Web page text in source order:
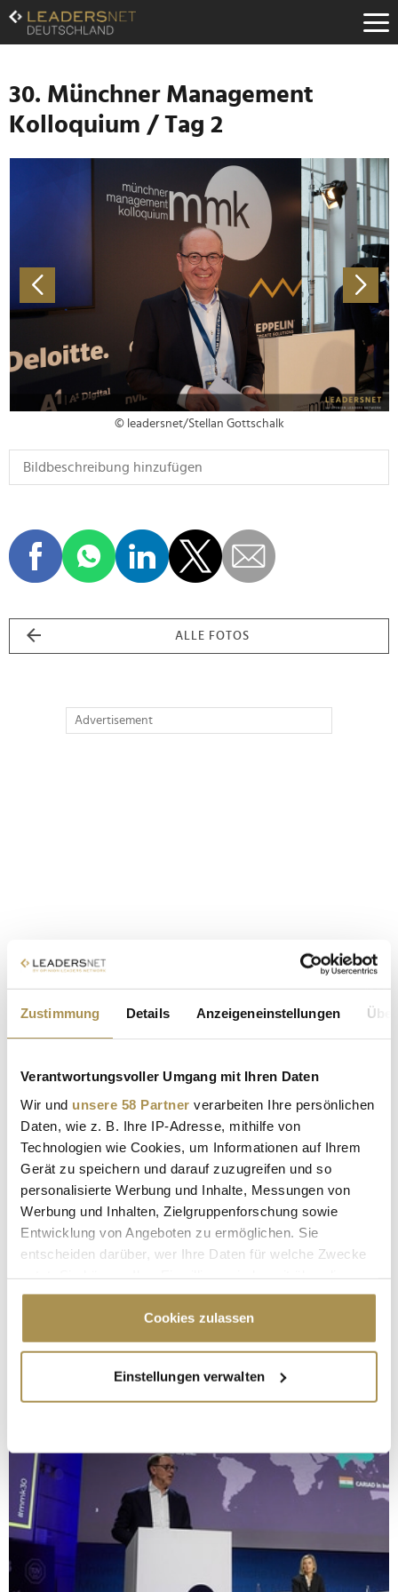
Zustimmung Details Anzeigeneinstellungen
Verantwortungsvoller Umgang mit Ihren Daten
Wir und unsere 58 Partner verarbeiten Ihre persönlichen
Daten, wie z. B. Ihre IP-Adresse, mithilfe von
Technologien wie Cookies, um Informationen auf Ihrem
Gerät zu speichern und darauf zuzugreifen und so
personalisierte Werbung und Inhalte, Messungen von
Werbung und Inhalten, Zielgruppenforschung sowie
Entwicklung von Angeboten zu ermöglichen. Sie
entscheiden darüber, wer Ihre Daten für welche Zwecke
Cookie-Erklärung oder durch Klicken auf das Privacy
Trigger Symbol ändern oder widerrufen
Informationen über Ihre geografische Lage
erfassen, welche bis auf einige Meter genau sein
bestimmten Merkmalen (Fingerprinting) identifizieren
Erfahren Sie mehr darüber, wie Ihre persönlichen Daten
verarbeitet werden, und legen Sie Ihre Präferenzen im
Abschnitt Einzelheiten
Wir verwenden Cookies, um Inhalte und Anzeigen zu
Cookies zulassen
Einstellungen verwalten
Zum
Inhalt
Zur
Navigation
Zur
Hauptnavigation
30. Münchner Management
Kolloquium / Tag 2
© leadersnet/Stellan Gottschalk
ALLE FOTOS
Advertisement